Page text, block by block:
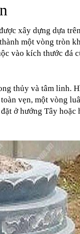
xây dựng dựa
một vòng tròn
vào kích thước đá
thủy và tâm linh.
vẹn, một vòng
ở hướng Tây hoặc